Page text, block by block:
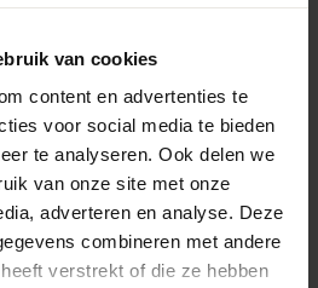
van cookies
content en advertenties te
voor social media te bieden
te analyseren. Ook delen we
van onze site met onze
adverteren en analyse. Deze
combineren met andere
verstrekt of die ze hebben
17,
mijn vestiging